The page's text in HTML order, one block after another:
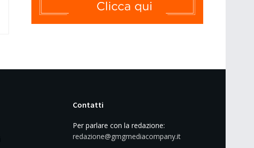
Contatti
Per parlare con la redazione:
redazione@gmgmediacompany.it